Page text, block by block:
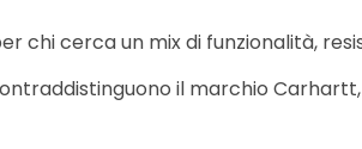
chi cerca un mix di funzionalità,
il marchio